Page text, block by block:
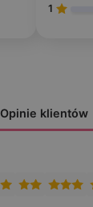
1
Opinie klientów